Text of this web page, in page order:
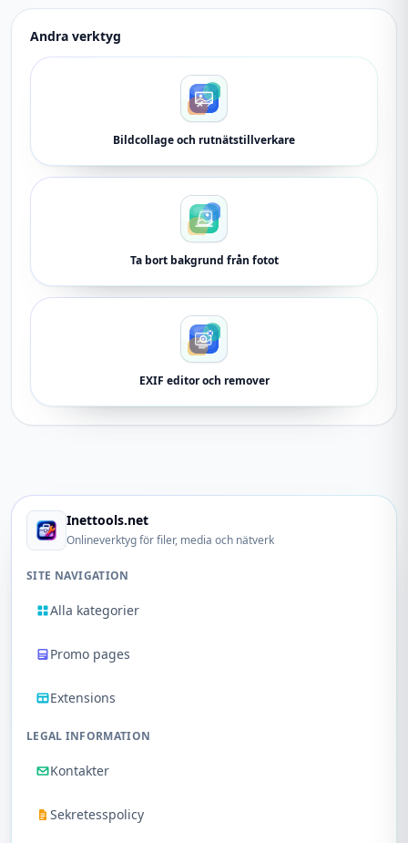
Andra verktyg
Bildcollage och rutnätstillverkare
Ta bort bakgrund från fotot
EXIF editor och remover
Inettools.net
Onlineverktyg för filer, media och nätverk
SITE NAVIGATION
Alla kategorier
Promo pages
Extensions
LEGAL INFORMATION
Kontakter
Sekretesspolicy